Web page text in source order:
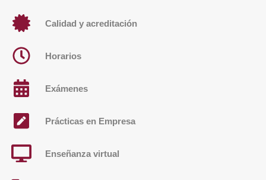
Calidad y acreditación
Horarios
Exámenes
Prácticas en Empresa
Enseñanza virtual